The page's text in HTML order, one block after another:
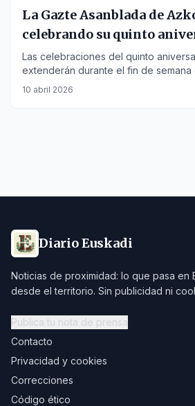
La Gazte Asanblada de
celebrando su quinto
Las celebraciones del quinto
extenderán durante el fin de semana
carrera de montaña y conciertos.
10 abril 2026
Diario Euskadi
Noticias de proximidad: lo que pasa en
desde el territorio. Sin publicidad ni
Publica tu nota de prensa
Contacto
Privacidad y cookies
Correcciones
Código ético